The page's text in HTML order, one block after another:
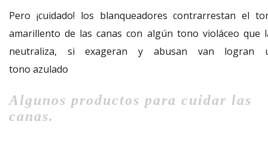
Pero ¡cuidado! los blanqueadores contrarrestan el
amarillento de las canas con algún tono violáceo que
neutraliza, si exageran y abusan van logran
tono azulado
Algunos productos para cuidar las
canas.